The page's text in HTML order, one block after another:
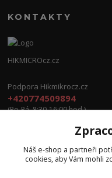
KONTAKTY
HIKMICROcz.cz
Podpora Hikmikrocz.cz
+420774509894
(Po-Pá, 8:30-16:00 hod.)
Náš e-shop a partneři
cookies, aby Vám mohli